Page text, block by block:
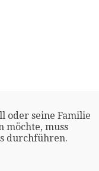
oder seine Familie
möchte, muss
durchführen.